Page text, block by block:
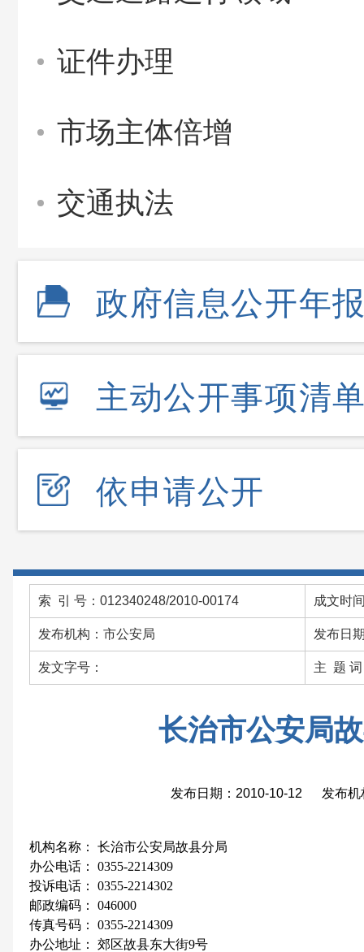
证件办理
市场主体倍增
交通执法
政府信息公开年
主动公开事项清
依申请公开
索 引 号：012340248/2010-00174 成文时
发布机构：市公安局 发布日
发文字号： 主 题
长治市公安局
发布日期：2010-10-12 发布机
机构名称： 长治市公安局故县分局
办公电话： 0355-2214309
投诉电话： 0355-2214302
邮政编码： 046000
传真号码： 0355-2214309
办公地址： 郊区故县东大街9号